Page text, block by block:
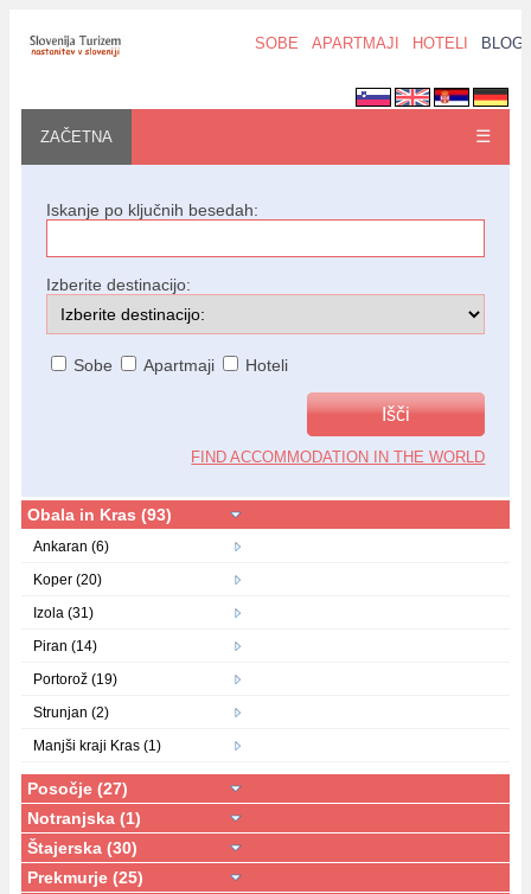
SOBE APARTMAJI HOTELI BLOG
ZAČETNA ☰
Iskanje po ključnih besedah:
Izberite destinacijo:
Sobe Apartmaji Hoteli
FIND ACCOMMODATION IN THE WORLD
Obala in Kras (93)
Ankaran (6)
Koper (20)
Izola (31)
Piran (14)
Portorož (19)
Strunjan (2)
Manjši kraji Kras (1)
Posočje (27)
Notranjska (1)
Štajerska (30)
Prekmurje (25)